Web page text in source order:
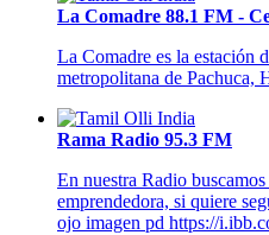
La Comadre 88.1 FM -
La Comadre es la estación
metropolitana de Pachuca,
Rama Radio 95.3 FM
En nuestra Radio
emprendedora, si quiere
ojo imagen pd https://